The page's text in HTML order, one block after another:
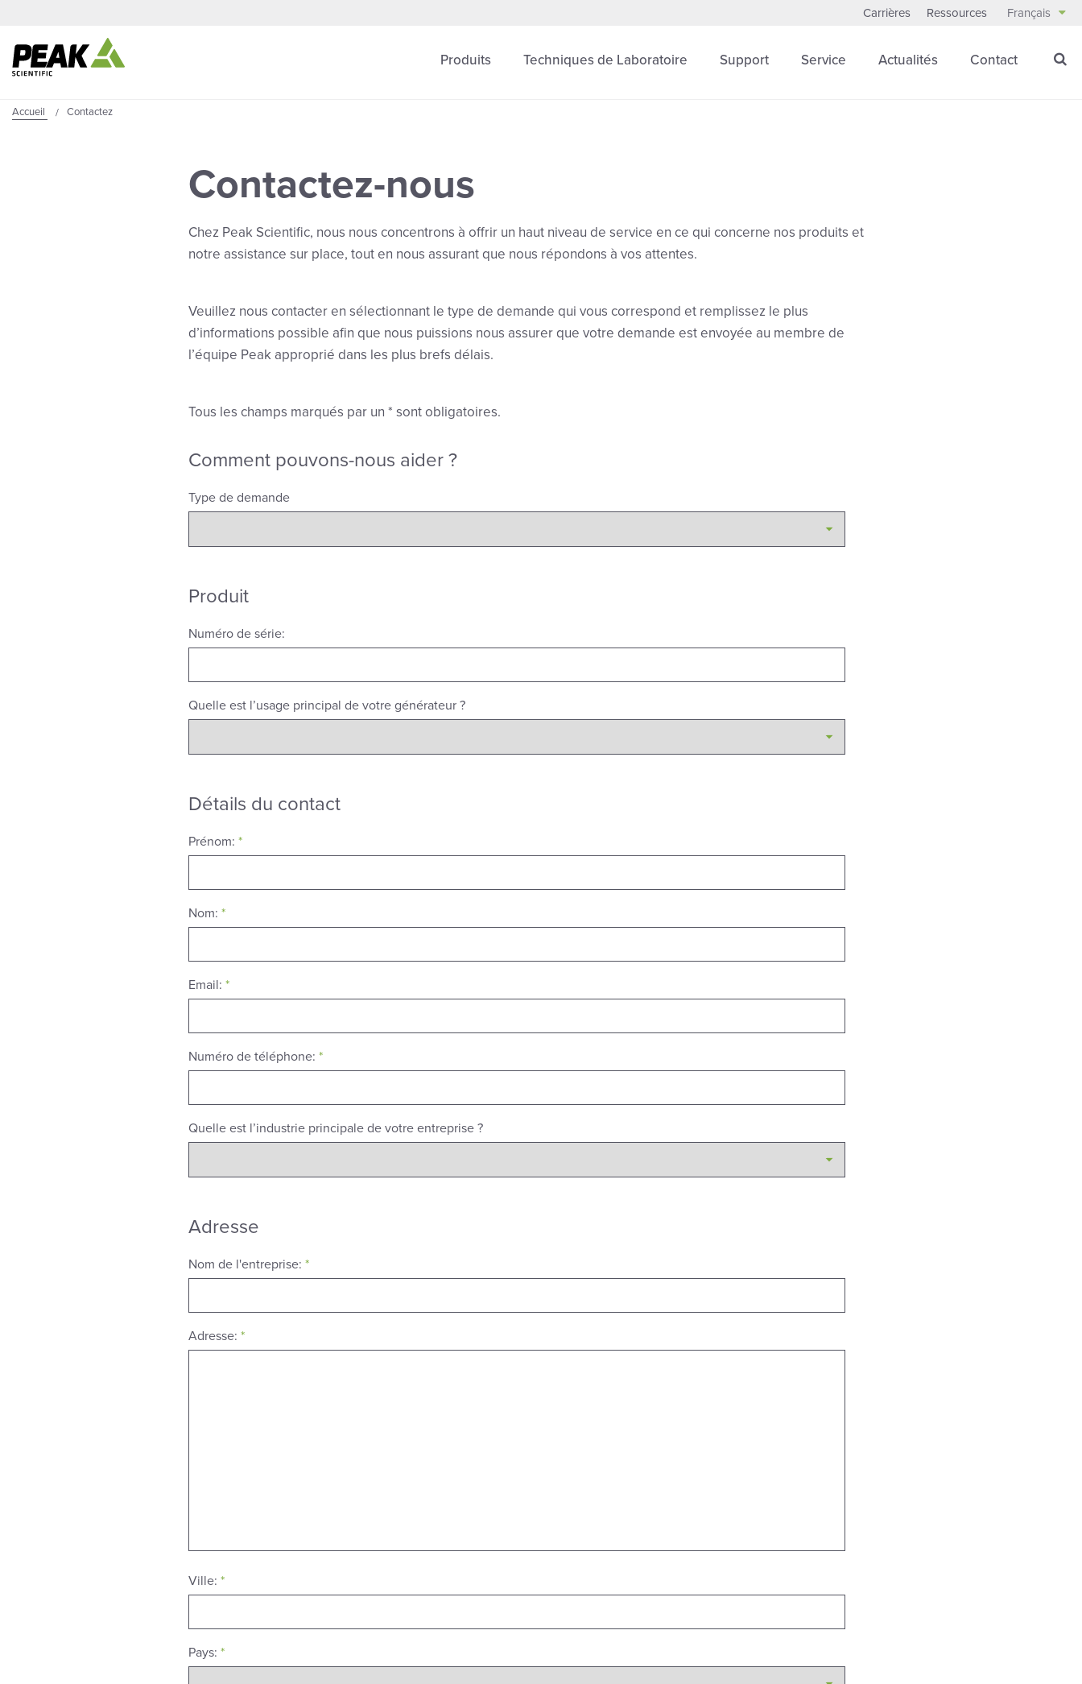
Carrières Ressources Français
Produits Techniques de Laboratoire Support Service Actualités Contact
Accueil Contactez
Contactez-nous
Chez Peak Scientific, nous nous concentrons à offrir un haut niveau de service en ce qui concerne nos produits et
notre assistance sur place, tout en nous assurant que nous répondons à vos attentes.
Veuillez nous contacter en sélectionnant le type de demande qui vous correspond et remplissez le plus
d’informations possible afin que nous puissions nous assurer que votre demande est envoyée au membre de
l’équipe Peak approprié dans les plus brefs délais.
Tous les champs marqués par un * sont obligatoires.
Comment pouvons-nous aider ?
Type de demande
Produit
Numéro de série:
Quelle est l’usage principal de votre générateur ?
Détails du contact
Prénom: *
Nom: *
Email: *
Numéro de téléphone: *
Quelle est l’industrie principale de votre entreprise ?
Adresse
Nom de l'entreprise: *
Adresse: *
Ville: *
Pays: *